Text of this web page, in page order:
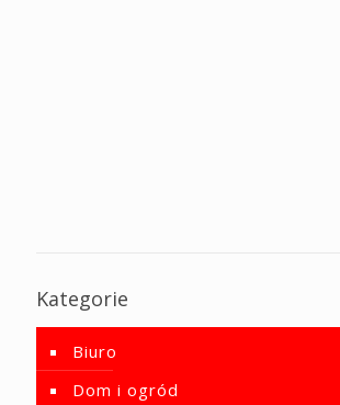
Kategorie
Biuro
Dom i ogród